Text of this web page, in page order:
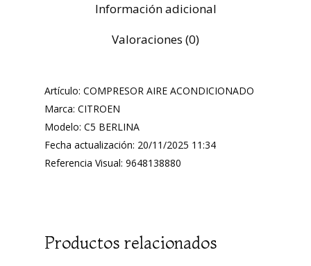
Información adicional
Valoraciones (0)
Artículo: COMPRESOR AIRE ACONDICIONADO
Marca: CITROEN
Modelo: C5 BERLINA
Fecha actualización: 20/11/2025 11:34
Referencia Visual: 9648138880
Productos relacionados